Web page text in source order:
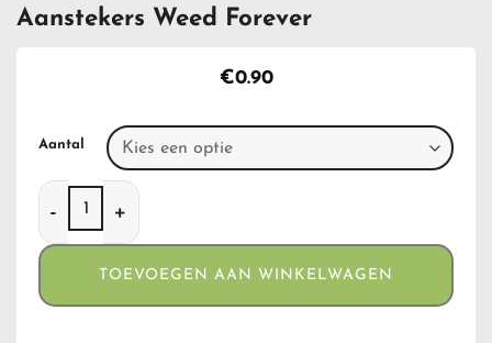
Aanstekers Weed Forever
€0.90
Aantal
Aanstekers Weed Forever aantal
TOEVOEGEN AAN WINKELWAGEN